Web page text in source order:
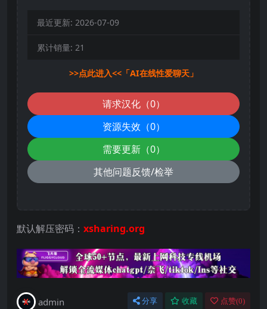
最近更新: 2026-07-09
累计销量: 21
>>点此进入<<「AI在线性爱聊天」
请求汉化（0）
资源失效（0）
需要更新（0）
其他问题反馈/检举
默认解压密码： xsharing.org
admin 分享 收藏 点赞(0)